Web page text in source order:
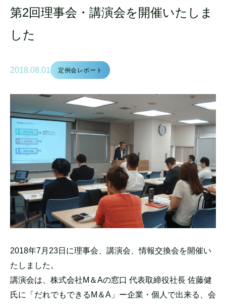
第2回理事会・講演会を開催いたしま
した
2018.08.01 定例会レポート
2018年7月23日に理事会、講演会、情報交換会を開催い
たしました。
講演会は、株式会社M＆Aの窓口 代表取締役社長 佐藤健
氏に「だれでもできるM＆A」ー企業・個人で出来る、会